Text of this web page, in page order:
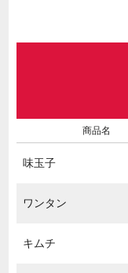
商品名
味玉子
ワンタン
キムチ